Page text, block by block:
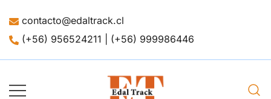
contenido
contacto@edaltrack.cl
(+56) 956524211 | (+56) 999986446